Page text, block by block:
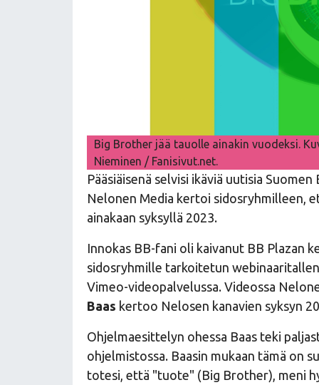
Big Brother jää tauolle ainakin vuodeksi.
Nieminen / Fanisivut.net.
Pääsiäisenä selvisi ikäviä uutisia
Nelonen Media kertoi sidosryhmilleen,
ainakaan syksyllä 2023.
Innokas BB-fani oli kaivanut BB Plazan
sidosryhmille tarkoitetun
Vimeo-videopalvelussa. Videossa
Baas kertoo Nelosen kanavien syksyn
Ohjelmaesittelyn ohessa Baas teki
ohjelmistossa. Baasin mukaan tämä on
totesi, että "tuote" (Big Brother), meni